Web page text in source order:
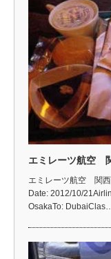
エミレーツ航空
エミレーツ航空 関
Date: 2012/10/
OsakaTo: